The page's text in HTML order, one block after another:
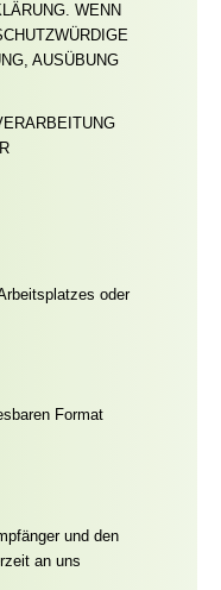
WENN
AUSÜBUNG
oder
Format
und den
an uns